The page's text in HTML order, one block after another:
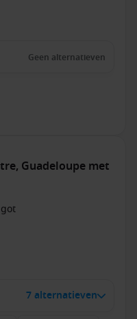
Geen alternatieven
Guadeloupe met
7 alternatieven